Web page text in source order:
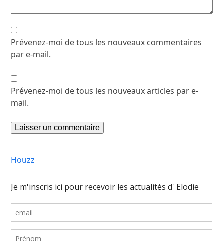
Prévenez-moi de tous les nouveaux commentaires
par e-mail.
Prévenez-moi de tous les nouveaux articles par e-
mail.
Houzz